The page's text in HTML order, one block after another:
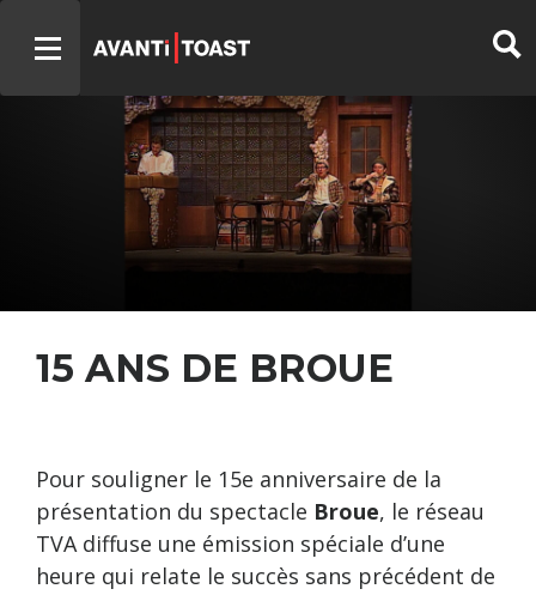
15 ANS DE BROUE
Pour souligner le 15e anniversaire de la
présentation du spectacle Broue, le réseau
TVA diffuse une émission spéciale d’une
heure qui relate le succès sans précédent de